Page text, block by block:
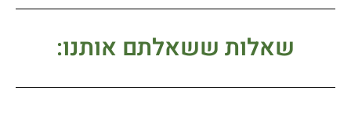
שאלות ששאלתם אותנו: